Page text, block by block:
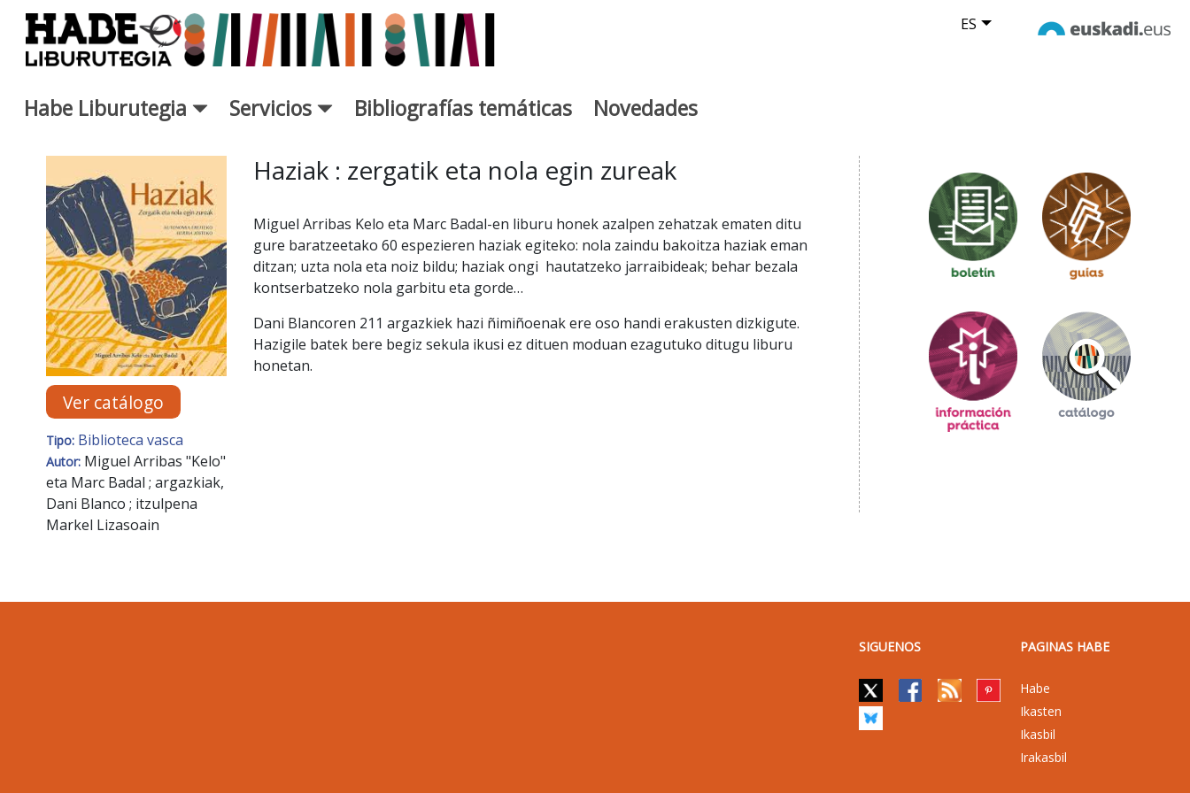
Saltar al contenido principal ES
Habe Liburutegia Servicios Bibliografías temáticas Novedades
Ficha de Novedades - Liburutegia
Ver catálogo
Tipo: Biblioteca vasca
Autor: Miguel Arribas "Kelo"
eta Marc Badal ; argazkiak,
Dani Blanco ; itzulpena
Markel Lizasoain
Haziak : zergatik eta nola egin zureak
Miguel Arribas Kelo eta Marc Badal-en liburu honek azalpen zehatzak ematen ditu
gure baratzeetako 60 espezieren haziak egiteko: nola zaindu bakoitza haziak eman
ditzan; uzta nola eta noiz bildu; haziak ongi hautatzeko jarraibideak; behar bezala
kontserbatzeko nola garbitu eta gorde…
Dani Blancoren 211 argazkiek hazi ñimiñoenak ere oso handi erakusten dizkigute.
Hazigile batek bere begiz sekula ikusi ez dituen moduan ezagutuko ditugu liburu
honetan.
SIGUENOS PAGINAS HABE
Habe
Ikasten
Ikasbil
Irakasbil